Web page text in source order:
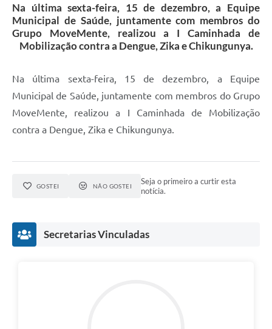
Na última sexta-feira, 15 de dezembro, a Equipe
Municipal de Saúde, juntamente com membros do
Grupo MoveMente, realizou a I Caminhada de
Mobilização contra a Dengue, Zika e Chikungunya.
Na última sexta-feira, 15 de dezembro, a Equipe
Municipal de Saúde, juntamente com membros do Grupo
MoveMente, realizou a I Caminhada de Mobilização
contra a Dengue, Zika e Chikungunya.
GOSTEI NÃO GOSTEI
Seja o primeiro a curtir esta
notícia.
Secretarias Vinculadas